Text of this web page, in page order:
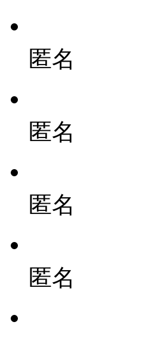
匿名
匿名
匿名
匿名